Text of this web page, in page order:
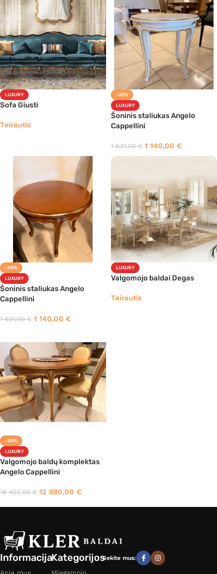
LUXURY
Sofa Giusti
Teirautis
-30%
LUXURY
Šoninis staliukas Angelo
Cappellini
1 631,00€ 1 140,00 €
-30%
LUXURY
Šoninis staliukas Angelo
Cappellini
1 631,00€ 1 140,00 €
LUXURY
Valgomojo baldai Degas
Teirautis
-30%
LUXURY
Valgomojo baldų komplektas
Angelo Cappellini
18 402,00€ 12 880,00 €
InformacijaKategorijosSekite mus: